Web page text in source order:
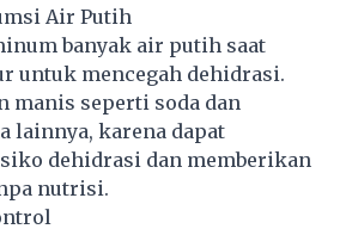
Air Putih
banyak air putih saat
untuk mencegah dehidrasi.
manis seperti soda dan
lainnya, karena dapat
dehidrasi dan memberikan
nutrisi.